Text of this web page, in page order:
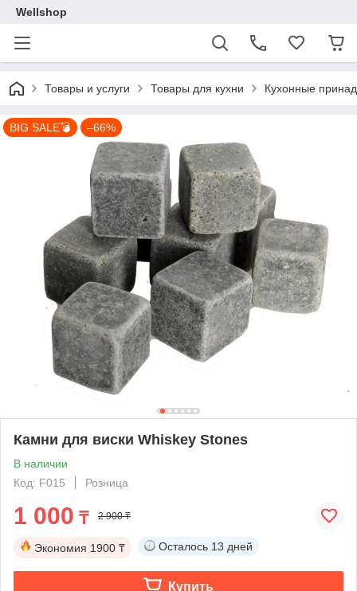
Wellshop
Товары и услуги Товары для кухни Кухонные
BIG SALE💣 –66%
Камни для виски Whiskey Stones
В наличии
Код: F015
Розница
1 000 ₸ 2 900 ₸
Экономия 1900 ₸ Осталось 13 дней
Купить